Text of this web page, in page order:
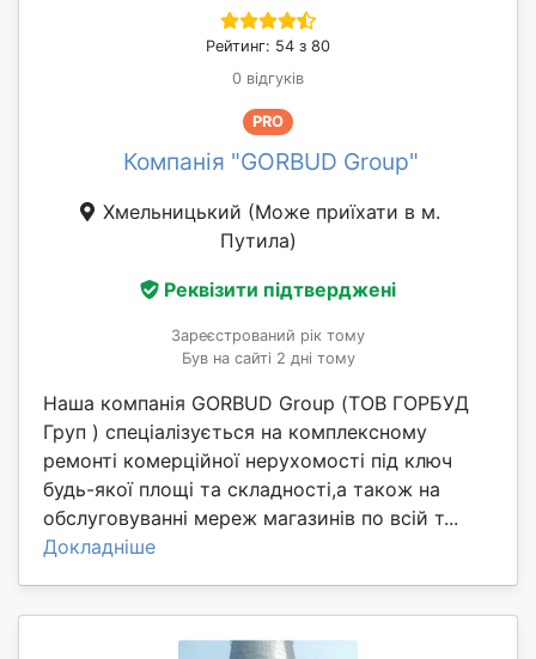
Рейтинг: 54 з 80
0 відгуків
PRO
Компанія "GORBUD Group"
Хмельницький (Може приїхати в м.
Путила)
Реквізити підтверджені
Зареєстрований рік тому
Був на сайті 2 дні тому
Наша компанія GORBUD Group (ТОВ ГОРБУД
Груп ) спеціалізується на комплексному
ремонті комерційної нерухомості під ключ
будь-якої площі та складності,а також на
обслуговуванні мереж магазинів по всій т...
Докладніше